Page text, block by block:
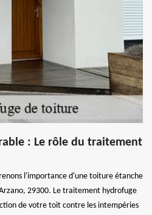
: Le rôle du traitement
l'importance d'une toiture étanche
29300. Le traitement hydrofuge
de votre toit contre les intempéries